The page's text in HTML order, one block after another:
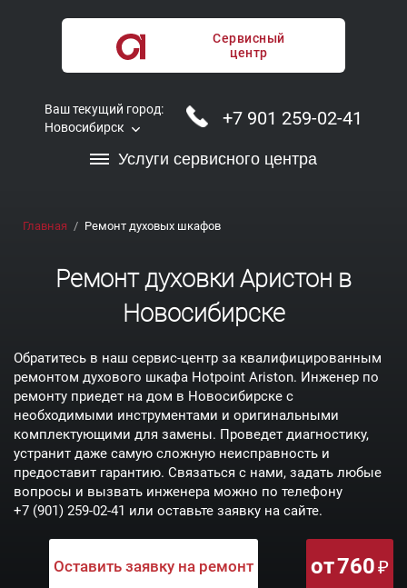
Сервисный
центр
Ваш текущий город:
Новосибирск
+7 901 259-02-41
Услуги сервисного центра
Главная Ремонт духовых шкафов
Ремонт духовки Аристон в
Новосибирске
Обратитесь в наш сервис-центр за квалифицированным
ремонтом духового шкафа Hotpoint Ariston. Инженер по
ремонту приедет на дом в Новосибирске с
необходимыми инструментами и оригинальными
комплектующими для замены. Проведет диагностику,
устранит даже самую сложную неисправность и
предоставит гарантию. Связаться с нами, задать любые
вопросы и вызвать инженера можно по телефону
+7 (901) 259-02-41 или оставьте заявку на сайте.
Оставить заявку на ремонт от760